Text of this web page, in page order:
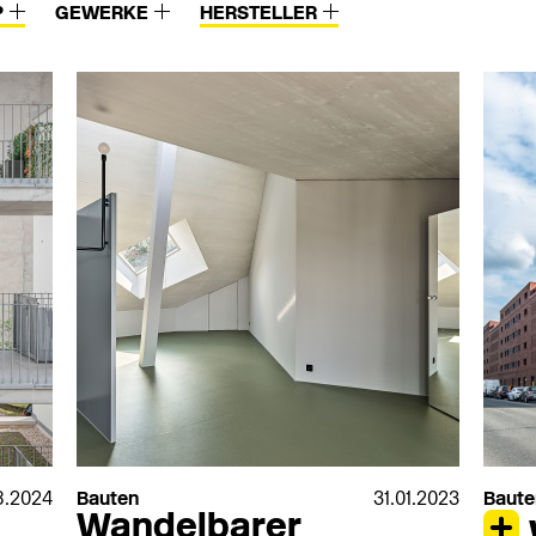
GEWERKE
VIMAR
VitrA Sanitärprodukte
VM Zinc / Umicore
Vogel & Noot
Vola
Von Rotz & Wiedemar
Seilbahnen
Voran Maschinen
Vorwerk
W-K-Winterhoff
WaBi
Warema
Weber Broutin
Weekamp
Weishaupt
Westag & Getalit
Westag Getalit
Wicona
Wienerberger
Wila
HERSTELLER
Bauten 31.01.2023